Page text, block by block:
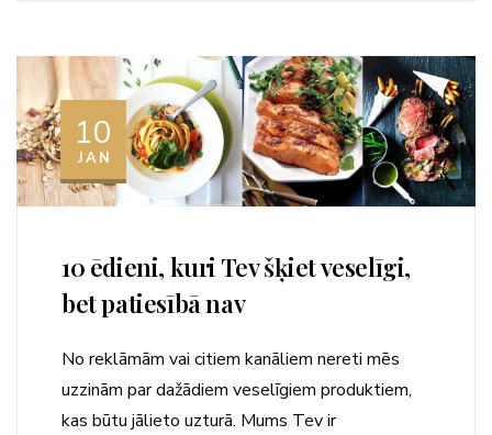
10
JAN
10 ēdieni, kuri Tev šķiet veselīgi,
bet patiesībā nav
No reklāmām vai citiem kanāliem nereti mēs
uzzinām par dažādiem veselīgiem produktiem,
kas būtu jālieto uzturā. Mums Tev ir